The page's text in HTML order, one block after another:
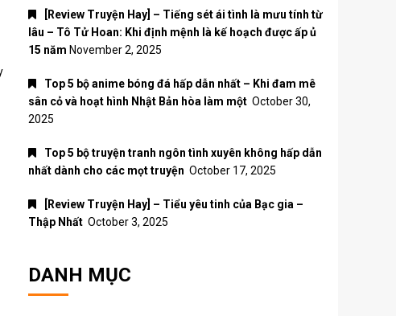
[Review Truyện Hay] – Tiếng sét ái tình là mưu tính từ
lâu – Tô Tử Hoan: Khi định mệnh là kế hoạch được ấp ủ
15 năm November 2, 2025
Top 5 bộ anime bóng đá hấp dẫn nhất – Khi đam mê
sân cỏ và hoạt hình Nhật Bản hòa làm một October 30,
2025
Top 5 bộ truyện tranh ngôn tình xuyên không hấp dẫn
nhất dành cho các mọt truyện October 17, 2025
[Review Truyện Hay] – Tiểu yêu tinh của Bạc gia –
Thập Nhất October 3, 2025
DANH MỤC